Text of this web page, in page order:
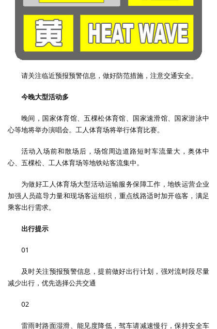
请关注临近预报预警信息，做好防范措施，注意交通安全。
今晚大型活动多
晚间，国家体育馆、五棵松体育馆、国家速滑馆、国家游泳中
心等地将举办演唱会。工人体育场将举行体育比赛。
活动入场前和散场后，场馆周边道路短时车流量大，奥体中
心、五棵松、工人体育场等地铁站客流集中。
为做好工人体育场大型活动运输服务保障工作，地铁运营企业
加强人员疏导力量和现场客运组织，重点线路适时加开临客，满足
乘客出行需求。
出行提示
01
及时关注预报预警信息，提前做好出行计划，强对流时段尽量
减少出行，优先选择公共交通
02
雷雨时路面湿滑、能见度降低，驾车请减速慢行，保持安全车